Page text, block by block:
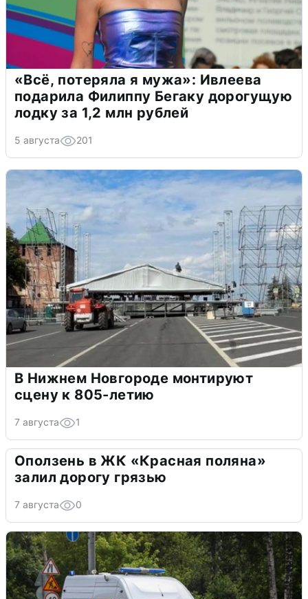
«Всё, потеряла я мужа»: Ивлеева
подарила Филиппу Бегаку дорогущую
лодку за 1,2 млн рублей
5 августа 201
В Нижнем Новгороде монтируют
сцену к 805-летию
7 августа 1
Оползень в ЖК «Красная поляна»
залил дорогу грязью
7 августа 0